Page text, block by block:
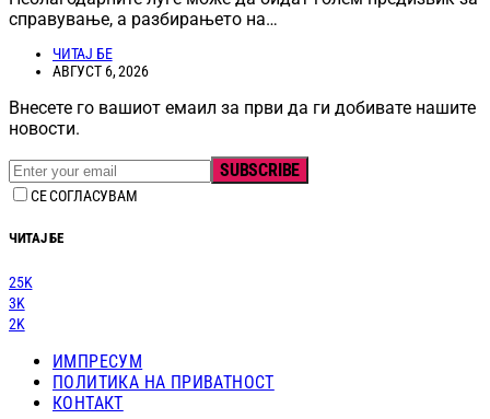
справување, а разбирањето на…
ЧИТАЈ БЕ
АВГУСТ 6, 2026
Внесете го вашиот емаил за први да ги добивате нашите
новости.
SUBSCRIBE
СЕ СОГЛАСУВАМ
ЧИТАЈ БЕ
25K
3K
2K
ИМПРЕСУМ
ПОЛИТИКА НА ПРИВАТНОСТ
КОНТАКТ